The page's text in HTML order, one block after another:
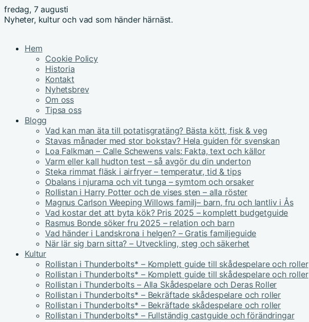
fredag, 7 augusti
Nyheter, kultur och vad som händer härnäst.
Hem
Cookie Policy
Historia
Kontakt
Nyhetsbrev
Om oss
Tipsa oss
Blogg
Vad kan man äta till potatisgratäng? Bästa kött, fisk & veg
Stavas månader med stor bokstav? Hela guiden för svenskan
Loa Falkman – Calle Schewens vals: Fakta, text och källor
Varm eller kall hudton test – så avgör du din underton
Steka rimmat fläsk i airfryer – temperatur, tid & tips
Obalans i njurarna och vit tunga – symtom och orsaker
Rollistan i Harry Potter och de vises sten – alla röster
Magnus Carlson Weeping Willows familj– barn, fru och lantliv i Ås
Vad kostar det att byta kök? Pris 2025 – komplett budgetguide
Rasmus Bonde söker fru 2025 – relation och barn
Vad händer i Landskrona i helgen? – Gratis familjeguide
När lär sig barn sitta? – Utveckling, steg och säkerhet
Kultur
Rollistan i Thunderbolts* – Komplett guide till skådespelare och roller
Rollistan i Thunderbolts* – Komplett guide till skådespelare och roller
Rollistan i Thunderbolts – Alla Skådespelare och Deras Roller
Rollistan i Thunderbolts* – Bekräftade skådespelare och roller
Rollistan i Thunderbolts* – Bekräftade skådespelare och roller
Rollistan i Thunderbolts* – Fullständig castguide och förändringar